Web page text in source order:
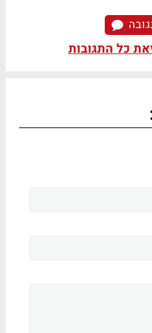
כל התגובות